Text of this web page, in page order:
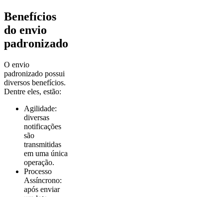
Benefícios
do envio
padronizado
O envio
padronizado possui
diversos benefícios.
Dentre eles, estão:
Agilidade:
diversas
notificações
são
transmitidas
em uma única
operação.
Processo
Assíncrono:
após enviar